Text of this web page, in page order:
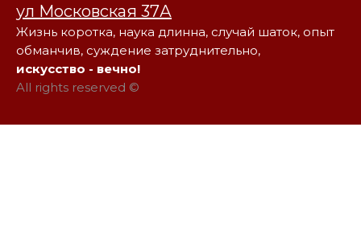
ул Московская 37А
Жизнь коротка, наука длинна, случай шаток, опыт
обманчив, суждение затруднительно,
искусство - вечно!
All rights reserved ©